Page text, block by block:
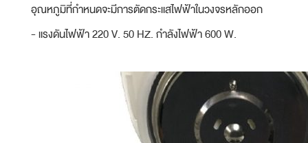
อุณหภูมิที่กำหนดจะมีการตัดกระแสไฟฟ้าในวงจรหลักออก
- แรงดันไฟฟ้า 220 V. 50 HZ. กำลังไฟฟ้า 600 W.